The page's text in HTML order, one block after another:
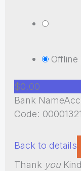
Offline
$0.00
Bank
Code:
Back to details
Thank you